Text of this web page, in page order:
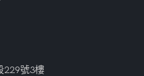
229號3樓